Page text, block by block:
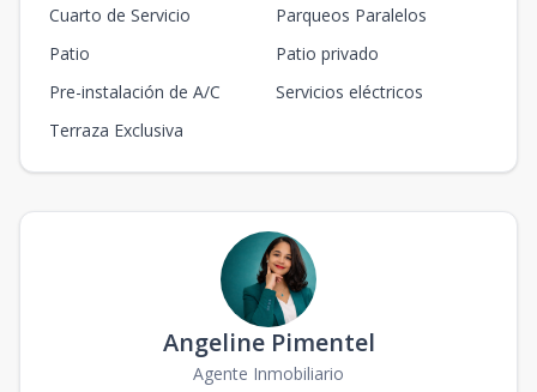
Cuarto de Servicio
Parqueos Paralelos
Patio
Patio privado
Pre-instalación de A/C
Servicios eléctricos
Terraza Exclusiva
Angeline Pimentel
Agente Inmobiliario